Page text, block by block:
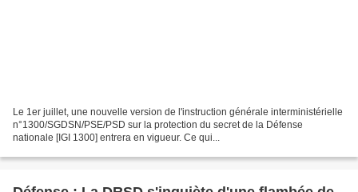
Le 1er juillet, une nouvelle version de l'instruction générale interministérielle
n°1300/SGDSN/PSE/PSD sur la protection du secret de la Défense
nationale [IGI 1300] entrera en vigueur. Ce qui...